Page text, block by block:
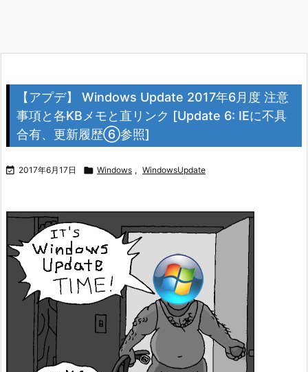
【アプデ】 Windows Update 2017年6月度 注意
事項と各KBメモと直リンク [Update 6: IEに不具
合有、更新履歴⑥参照]
 2017年6月17日  Windows , WindowsUpdate